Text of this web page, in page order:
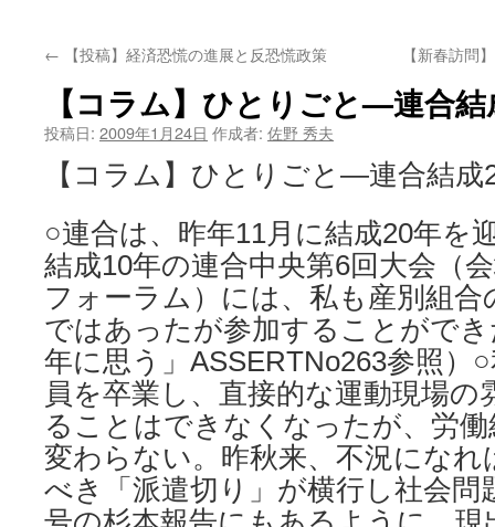
← 【投稿】経済恐慌の進展と反恐慌政策 【新春訪問
【コラム】ひとりごと—連合
投稿日: 2009年1月24日 作成者: 佐野 秀夫
【コラム】ひとりごと—連合結
○連合は、昨年11月に結成20年を
結成10年の連合中央第6回大会（
フォーラム）には、私も産別組
ではあったが参加することがで
年に思う」ASSERTNo263参照）
員を卒業し、直接的な運動現場の
ることはできなくなったが、労
変わらない。昨秋来、不況になれ
べき「派遣切り」が横行し社会問